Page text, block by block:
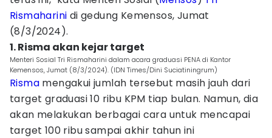
Rismaharini di gedung Kemensos, Jumat
(8/3/2024).
1. Risma akan kejar target
Menteri Sosial Tri Rismaharini dalam acara graduasi PENA di Kantor
Kemensos, Jumat (8/3/2024). (IDN Times/Dini Suciatiningrum)
Risma mengakui jumlah tersebut masih jauh dari
target graduasi 10 ribu KPM tiap bulan. Namun, dia
akan melakukan berbagai cara untuk mencapai
target 100 ribu sampai akhir tahun ini